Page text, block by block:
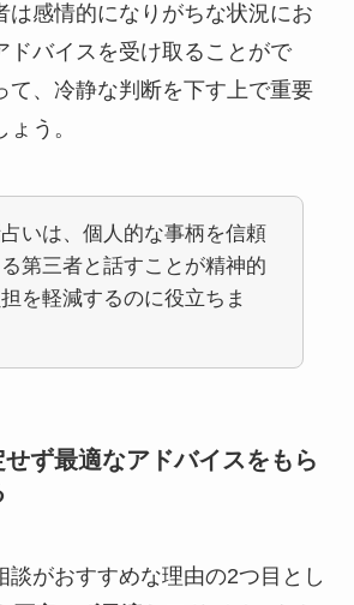
は感情的になりがちな状況にお
ドバイスを受け取ることがで
て、冷静な判断を下す上で重要
う。
いは、個人的な事柄を信頼
第三者と話すことが精神的
を軽減するのに役立ちま
ず最適なアドバイスをもら
談がおすすめな理由の2つ目とし